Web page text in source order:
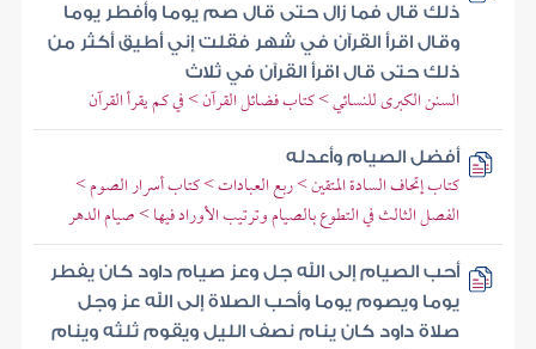
ذلك قال فما زال حتى قال صم يوما وأفطر يوما
وقال اقرأ القرآن في شهر فقلت إني أطيق أكثر من
ذلك حتى قال اقرأ القرآن في ثلاث
السنن الكبرى للنسائي > كتاب فضائل القرآن > في كم يقرأ القرآن
أفضل الصيام وأعدله
كتاب إتحاف السادة المتقين > ربع العبادات > كتاب أسرار الصوم >
الفصل الثالث في التطوع بالصيام وترتيب الأوراد فيها > صيام الدهر
أحب الصيام إلى الله جل وعز صيام داود كان يفطر
يوما ويصوم يوما وأحب الصلاة إلى الله عز وجل
صلاة داود كان ينام نصف الليل ويقوم ثلثه وينام